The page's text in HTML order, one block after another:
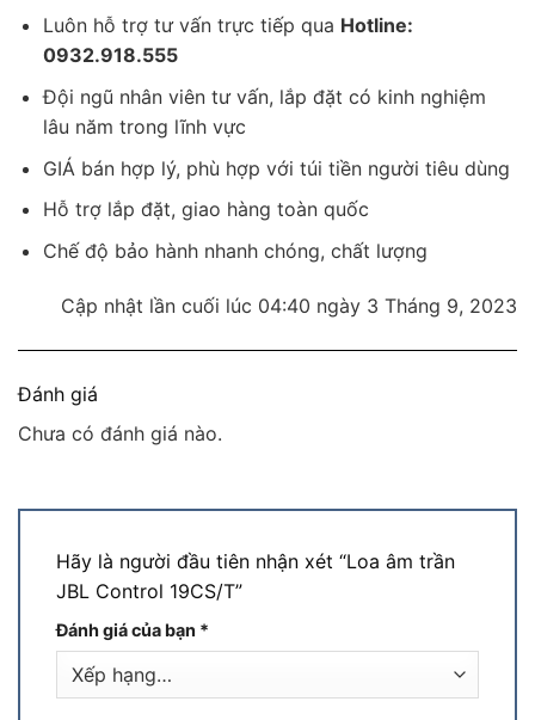
Luôn hỗ trợ tư vấn trực tiếp qua Hotline:
0932.918.555
Đội ngũ nhân viên tư vấn, lắp đặt có kinh nghiệm
lâu năm trong lĩnh vực
GIÁ bán hợp lý, phù hợp với túi tiền người tiêu dùng
Hỗ trợ lắp đặt, giao hàng toàn quốc
Chế độ bảo hành nhanh chóng, chất lượng
Cập nhật lần cuối lúc 04:40 ngày 3 Tháng 9, 2023
Đánh giá
Chưa có đánh giá nào.
Hãy là người đầu tiên nhận xét “Loa âm trần
JBL Control 19CS/T”
Đánh giá của bạn *